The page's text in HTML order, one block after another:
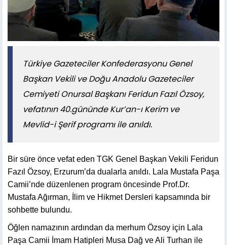
Türkiye Gazeteciler Konfederasyonu Genel
Başkan Vekili ve Doğu Anadolu Gazeteciler
Cemiyeti Onursal Başkanı Feridun Fazıl Özsoy,
vefatının 40.gününde Kur’an-ı Kerim ve
Mevlid-i Şerif programı ile anıldı.
Bir süre önce vefat eden TGK Genel Başkan Vekili Feridun
Fazıl Özsoy, Erzurum’da dualarla anıldı. Lala Mustafa Paşa
Camii’nde düzenlenen program öncesinde Prof.Dr.
Mustafa Ağırman, İlim ve Hikmet Dersleri kapsamında bir
sohbette bulundu.
Öğlen namazının ardından da merhum Özsoy için Lala
Paşa Camii İmam Hatipleri Musa Dağ ve Ali Turhan ile